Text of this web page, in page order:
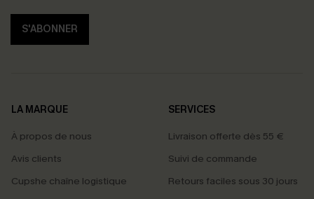
S'ABONNER
LA MARQUE
À propos de nous
Avis clients
Cupshe chaîne logistique
SERVICES
Livraison offerte dès 55 €
Suivi de commande
Retours faciles sous 30 jours